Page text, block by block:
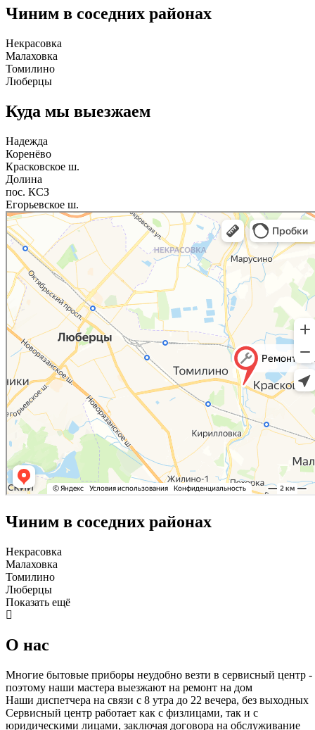
Чиним в соседних районах
Некрасовка
Малаховка
Томилино
Люберцы
Куда мы выезжаем
Надежда
Коренёво
Красковское ш.
Долина
пос. КСЗ
Егорьевское ш.
Чиним в соседних районах
Некрасовка
Малаховка
Томилино
Люберцы
Показать ещё
О нас
Многие бытовые приборы неудобно везти в сервисный центр -
поэтому наши мастера выезжают на ремонт на дом
Наши диспетчера на связи с 8 утра до 22 вечера, без выходных
Сервисный центр работает как с физлицами, так и с
юридическими лицами, заключая договора на обслуживание